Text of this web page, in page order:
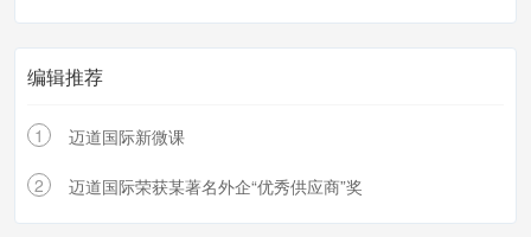
编辑推荐
1 迈道国际新微课
2 迈道国际荣获某著名外企“优秀供应商”奖